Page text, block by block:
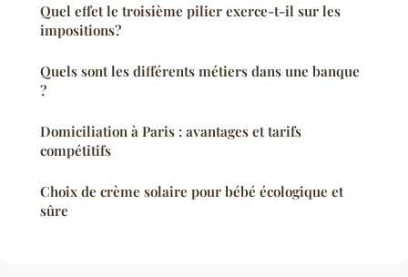
Quel effet le troisième pilier exerce-t-il sur les
impositions?
Quels sont les différents métiers dans une banque
?
Domiciliation à Paris : avantages et tarifs
compétitifs
Choix de crème solaire pour bébé écologique et
sûre